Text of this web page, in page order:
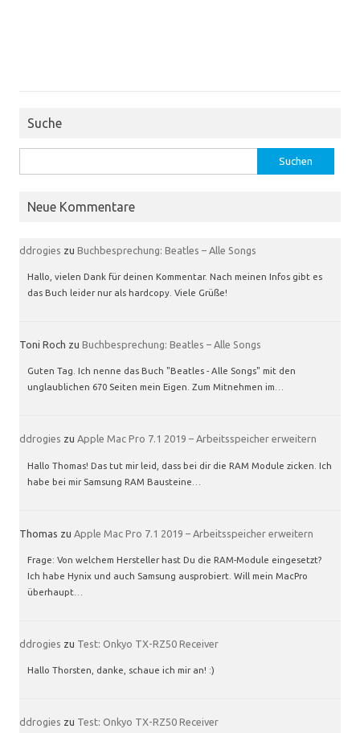
Suche
nach:
Neue Kommentare
ddrogies zu Buchbesprechung: Beatles – Alle Songs
Hallo, vielen Dank für deinen Kommentar. Nach meinen Infos gibt es
das Buch leider nur als hardcopy. Viele Grüße!
Toni Roch zu Buchbesprechung: Beatles – Alle Songs
Guten Tag. Ich nenne das Buch "Beatles - Alle Songs" mit den
unglaublichen 670 Seiten mein Eigen. Zum Mitnehmen im…
ddrogies zu Apple Mac Pro 7.1 2019 – Arbeitsspeicher erweitern
Hallo Thomas! Das tut mir leid, dass bei dir die RAM Module zicken. Ich
habe bei mir Samsung RAM Bausteine…
Thomas zu Apple Mac Pro 7.1 2019 – Arbeitsspeicher erweitern
Frage: Von welchem Hersteller hast Du die RAM-Module eingesetzt?
Ich habe Hynix und auch Samsung ausprobiert. Will mein MacPro
überhaupt…
ddrogies zu Test: Onkyo TX-RZ50 Receiver
Hallo Thorsten, danke, schaue ich mir an! :)
ddrogies zu Test: Onkyo TX-RZ50 Receiver